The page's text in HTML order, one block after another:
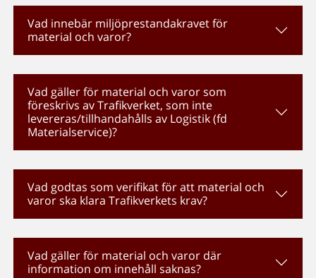
Vad innebär miljöprestandakravet för
material och varor?
Vad gäller för material och varor som
föreskrivs av Trafikverket, som inte
levereras/tillhandahålls av Logistik (fd
Materialservice)?
Vad godtas som verifikat för att material och
varor ska klara Trafikverkets krav?
Vad gäller för material och varor där
information om innehåll saknas?